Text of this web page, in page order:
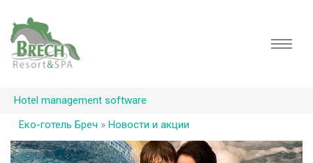
Hotel management software
Еко-готель Бреч » Новости и акции